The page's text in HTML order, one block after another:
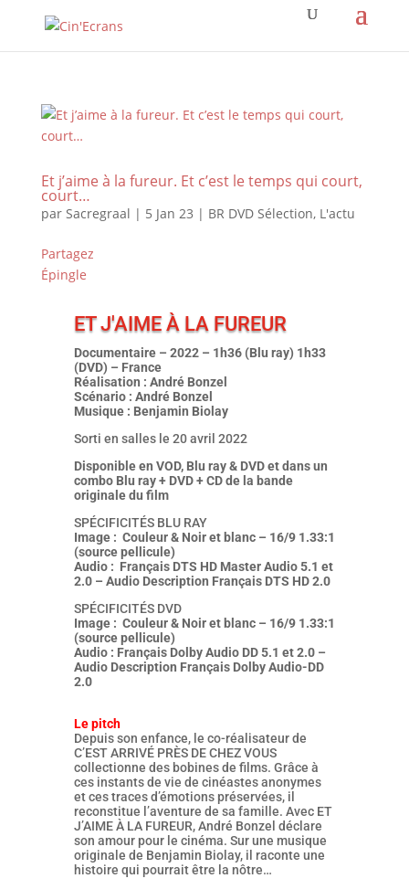
Et j’aime à la fureur. Et c’est le temps qui court,
court…
par Sacregraal | 5 Jan 23 | BR DVD Sélection, L'actu
Partagez
Épingle
ET J'AIME À LA FUREUR
Documentaire – 2022 – 1h36 (Blu ray) 1h33
(DVD) – France
Réalisation : André Bonzel
Scénario : André Bonzel
Musique : Benjamin Biolay
Sorti en salles le 20 avril 2022
Disponible en VOD, Blu ray & DVD et dans un
combo Blu ray + DVD + CD de la bande
originale du film
SPÉCIFICITÉS BLU RAY
Image : Couleur & Noir et blanc – 16/9 1.33:1
(source pellicule)
Audio : Français DTS HD Master Audio 5.1 et
2.0 – Audio Description Français DTS HD 2.0
SPÉCIFICITÉS DVD
Image : Couleur & Noir et blanc – 16/9 1.33:1
(source pellicule)
Audio : Français Dolby Audio DD 5.1 et 2.0 –
Audio Description Français Dolby Audio-DD
2.0
Le pitch
Depuis son enfance, le co-réalisateur de
C’EST ARRIVÉ PRÈS DE CHEZ VOUS
collectionne des bobines de films. Grâce à
ces instants de vie de cinéastes anonymes
et ces traces d’émotions préservées, il
reconstitue l’aventure de sa famille. Avec ET
J’AIME À LA FUREUR, André Bonzel déclare
son amour pour le cinéma. Sur une musique
originale de Benjamin Biolay, il raconte une
histoire qui pourrait être la nôtre…